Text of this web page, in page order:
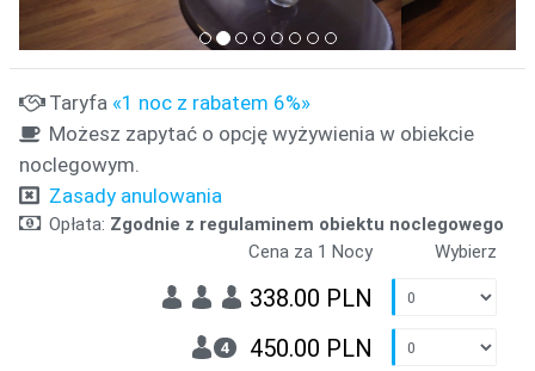
Taryfa «1 noc z rabatem 6%»
Możesz zapytać o opcję wyżywienia w obiekcie
noclegowym.
Zasady anulowania
Opłata: Zgodnie z regulaminem obiektu noclegowego
Cena za 1 Nocy
Wybierz
338.00 PLN
4 450.00 PLN